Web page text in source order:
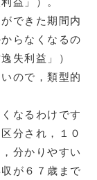
できた期間内
らなくなるの
失利益」）
ので，類型的
なるわけです
分され，１０
分かりやすい
が６７歳まで